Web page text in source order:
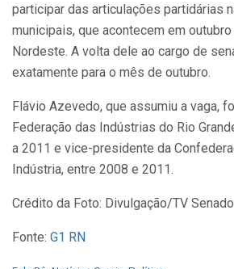
participar das articulações partidárias
municipais, que acontecem em
Nordeste. A volta dele ao cargo de
exatamente para o mês de outubro.
Flávio Azevedo, que assumiu a vaga,
Federação das Indústrias do Rio
a 2011 e vice-presidente da
Indústria, entre 2008 e 2011.
Crédito da Foto: Divulgação/TV Senado
Fonte: G1 RN